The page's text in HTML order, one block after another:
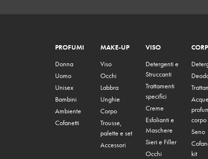
PROFUMI
Donna
Uomo
Unisex
Bambini
Ambiente
Cofanetti
MAKE-UP
Viso
Occhi
Labbra
Unghie
Corpo
Trousse,
palette e set
Accessori
VISO
Detergenti e
Struccanti
Trattamenti
specifici
Creme
Esfolianti e
Maschere
Sieri e Filler
Occhi
Acque
corpo
Seno
kit